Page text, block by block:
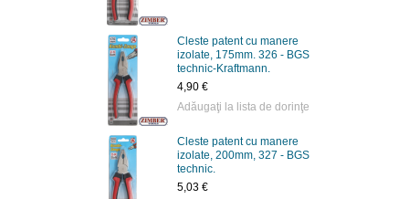
Cleste patent cu manere
izolate, 175mm. 326 - BGS
technic-Kraftmann.
4,90 €
Adăugaţi la lista de dorinţe
Cleste patent cu manere
izolate, 200mm, 327 - BGS
technic.
5,03 €